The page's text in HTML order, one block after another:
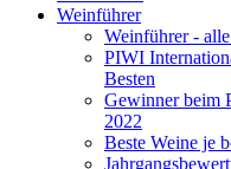
Weinführer
Weinführer -
PIWI
Besten
Gewinner beim
2022
Beste Weine je